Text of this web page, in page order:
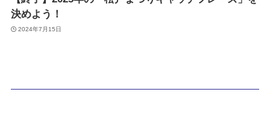
決めよう！
2024年7月15日